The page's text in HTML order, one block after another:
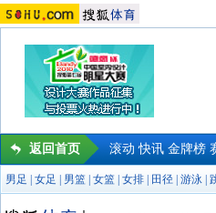
返回首页 滚动 快讯 金牌榜
男足 女足 男篮 女篮 女排 田径 游泳